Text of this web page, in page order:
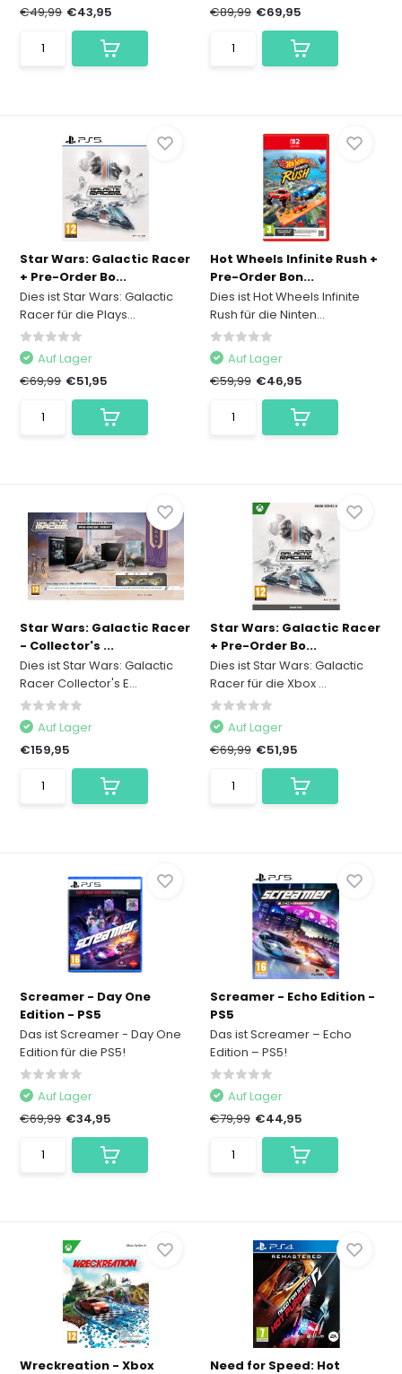
€49,99 €43,95
€89,99 €69,95
Star Wars: Galactic Racer
+ Pre-Order Bo...
Dies ist Star Wars: Galactic
Racer für die Plays...
Auf Lager
€69,99 €51,95
Hot Wheels Infinite Rush +
Pre-Order Bon...
Dies ist Hot Wheels Infinite
Rush für die Ninten...
Auf Lager
€59,99 €46,95
Star Wars: Galactic Racer
- Collector's ...
Dies ist Star Wars: Galactic
Racer Collector's E...
Auf Lager
€159,95
Star Wars: Galactic Racer
+ Pre-Order Bo...
Dies ist Star Wars: Galactic
Racer für die Xbox ...
Auf Lager
€69,99 €51,95
Screamer - Day One
Edition - PS5
Das ist Screamer - Day One
Edition für die PS5!
Auf Lager
€69,99 €34,95
Screamer - Echo Edition -
PS5
Das ist Screamer – Echo
Edition – PS5!
Auf Lager
€79,99 €44,95
Wreckreation - Xbox Need for Speed: Hot